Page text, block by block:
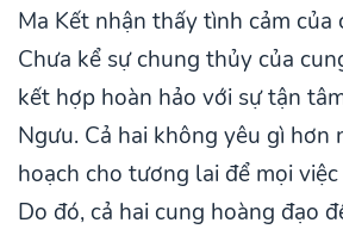
Ma Kết nhận thấy tình cảm của
Chưa kể sự chung thủy của
kết hợp hoàn hảo với sự tận
Ngưu. Cả hai không yêu gì hơn
hoạch cho tương lai để mọi
Do đó, cả hai cung hoàng đạo